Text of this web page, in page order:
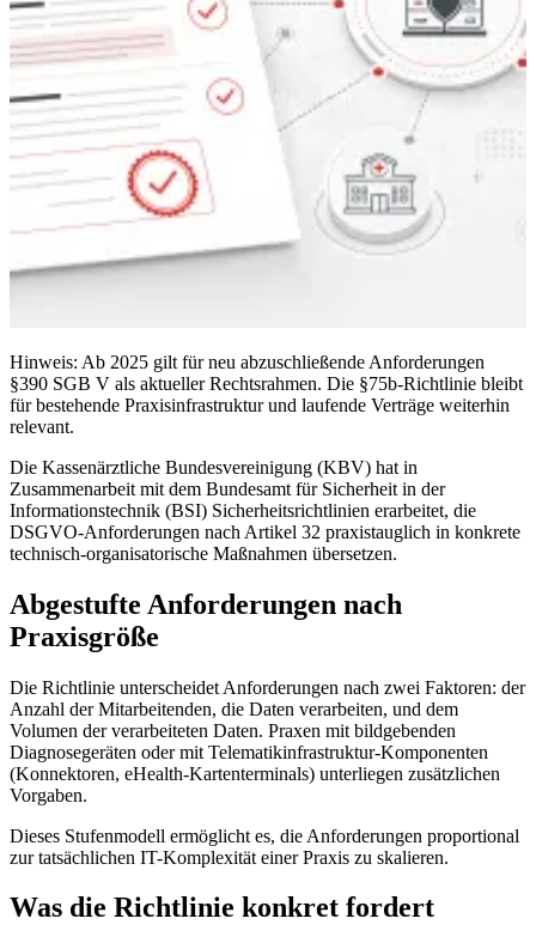
Hinweis: Ab 2025 gilt für neu abzuschließende Anforderungen
§390 SGB V als aktueller Rechtsrahmen. Die §75b-Richtlinie bleibt
für bestehende Praxisinfrastruktur und laufende Verträge weiterhin
relevant.
Die Kassenärztliche Bundesvereinigung (KBV) hat in
Zusammenarbeit mit dem Bundesamt für Sicherheit in der
Informationstechnik (BSI) Sicherheitsrichtlinien erarbeitet, die
DSGVO-Anforderungen nach Artikel 32 praxistauglich in konkrete
technisch-organisatorische Maßnahmen übersetzen.
Abgestufte Anforderungen nach
Praxisgröße
Die Richtlinie unterscheidet Anforderungen nach zwei Faktoren: der
Anzahl der Mitarbeitenden, die Daten verarbeiten, und dem
Volumen der verarbeiteten Daten. Praxen mit bildgebenden
Diagnosegeräten oder mit Telematikinfrastruktur-Komponenten
(Konnektoren, eHealth-Kartenterminals) unterliegen zusätzlichen
Vorgaben.
Dieses Stufenmodell ermöglicht es, die Anforderungen proportional
zur tatsächlichen IT-Komplexität einer Praxis zu skalieren.
Was die Richtlinie konkret fordert